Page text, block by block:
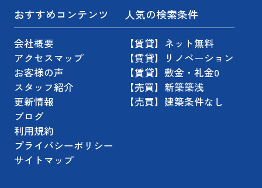
おすすめコンテンツ
会社概要
アクセスマップ
お客様の声
スタッフ紹介
更新情報
ブログ
利用規約
プライバシーポリシー
サイトマップ
人気の検索条件
【賃貸】ネット無料
【賃貸】リノベーション
【賃貸】敷金・礼金0
【売買】新築築浅
【売買】建築条件なし